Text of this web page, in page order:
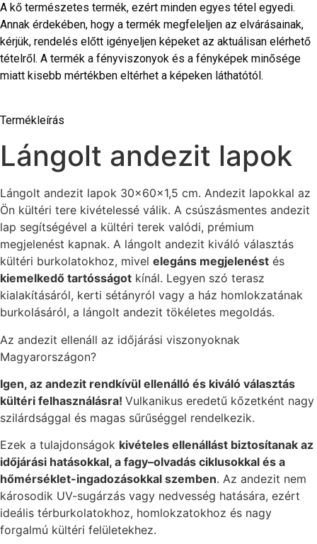
A kő természetes termék, ezért minden egyes tétel egyedi.
Annak érdekében, hogy a termék megfeleljen az elvárásainak,
kérjük, rendelés előtt igényeljen képeket az aktuálisan elérhető
tételről. A termék a fényviszonyok és a fényképek minősége
miatt kisebb mértékben eltérhet a képeken láthatótól.
Termékleírás
Lángolt andezit lapok
Lángolt andezit lapok 30x60x1,5 cm. Andezit lapokkal az
Ön kültéri tere kivételessé válik. A csúszásmentes andezit
lap segítségével a kültéri terek valódi, prémium
megjelenést kapnak. A lángolt andezit kiváló választás
kültéri burkolatokhoz, mivel elegáns megjelenést és
kiemelkedő tartósságot kínál. Legyen szó terasz
kialakításáról, kerti sétányról vagy a ház homlokzatának
burkolásáról, a lángolt andezit tökéletes megoldás.
Az andezit ellenáll az időjárási viszonyoknak
Magyarországon?
Igen, az andezit rendkívül ellenálló és kiváló választás
kültéri felhasználásra! Vulkanikus eredetű kőzetként nagy
szilárdsággal és magas sűrűséggel rendelkezik.
Ezek a tulajdonságok kivételes ellenállást biztosítanak az
időjárási hatásokkal, a fagy–olvadás ciklusokkal és a
hőmérséklet-ingadozásokkal szemben. Az andezit nem
károsodik UV-sugárzás vagy nedvesség hatására, ezért
ideális térburkolatokhoz, homlokzatokhoz és nagy
forgalmú kültéri felületekhez.